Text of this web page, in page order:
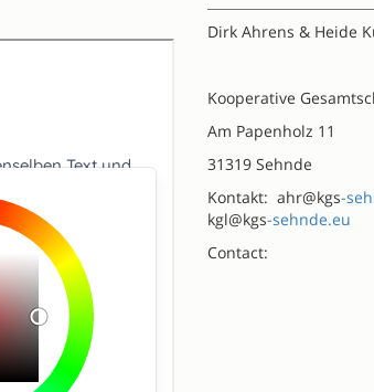
Dirk Ahrens & Heide
Kooperative
Am Papenholz 11
31319 Sehnde
Kontakt: ahr@kgs-
kgl@kgs-sehnde.eu
Contact: